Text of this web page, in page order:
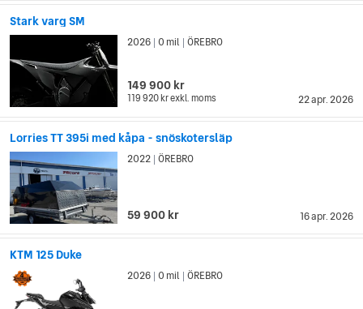
Stark varg SM
22 apr. 2026
2026 0 mil ÖREBRO
149 900 kr
119 920 krexkl. moms
Lorries TT 395i med kåpa - snöskotersläp
16 apr. 2026
2022 ÖREBRO
59 900 kr
KTM 125 Duke
2026 0 mil ÖREBRO